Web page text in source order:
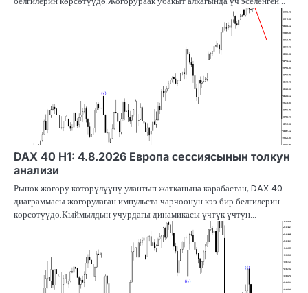
DAX 40 H1: 4.8.2026 Европа сессиясынын толкун
анализи
Рынок жогору көтөрүлүүнү улантып жатканына карабастан, DAX 40
диаграммасы жогорулаган импульста чарчоонун кээ бир белгилерин
көрсөтүүдө.Кыймылдын учурдагы динамикасы үчтүк үчтүн…